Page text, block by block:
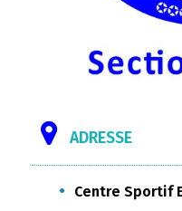
ADRESSE
Centre Sportif